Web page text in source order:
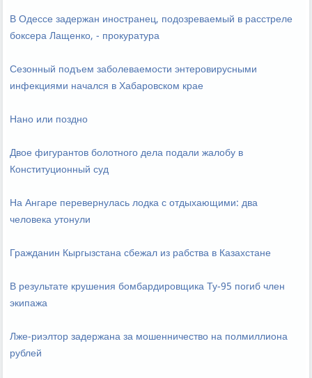
В Одессе задержан иностранец, подозреваемый в расстреле
боксера Лащенко, - прокуратура
Сезонный подъем заболеваемости энтеровирусными
инфекциями начался в Хабаровском крае
Нано или поздно
Двое фигурантов болотного дела подали жалобу в
Конституционный суд
На Ангаре перевернулась лодка с отдыхающими: два
человека утонули
Гражданин Кыргызстана сбежал из рабства в Казахстане
В результате крушения бомбардировщика Ту-95 погиб член
экипажа
Лже-риэлтор задержана за мошенничество на полмиллиона
рублей